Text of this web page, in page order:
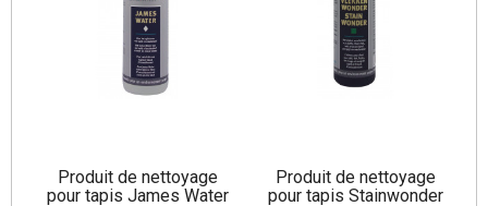
Produit de nettoyage
pour tapis James Water
Produit de nettoyage
pour tapis Stainwonder